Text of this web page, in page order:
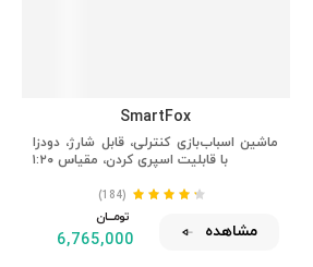
SmartFox
ماشین اسباب‌بازی کنترلی، قابل شارژ، دودزا
با قابلیت اسپری کردن، مقیاس ۱:۲۰
(184)
تومــــــان
6,765,000 مشاهده